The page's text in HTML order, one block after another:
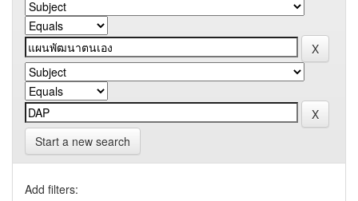
Start a new search
Add filters: